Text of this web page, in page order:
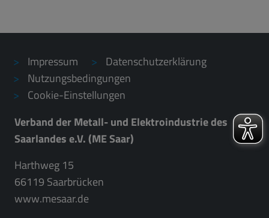
Impressum
Datenschutzerklärung
Nutzungsbedingungen
Cookie-Einstellungen
Verband der Metall- und Elektroindustrie des
Saarlandes e.V. (ME Saar)
Harthweg 15
66119 Saarbrücken
www.mesaar.de